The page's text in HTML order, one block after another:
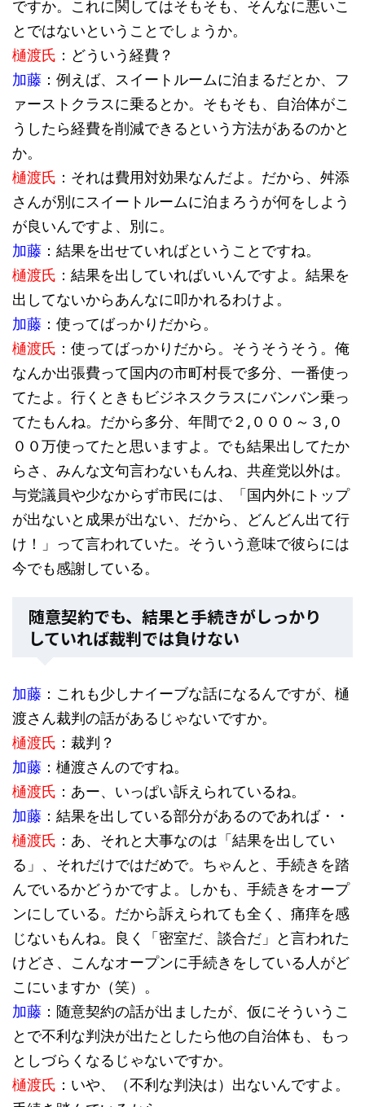
ですか。これに関してはそもそも、そんなに悪いこ
とではないということでしょうか。
樋渡氏 ：どういう経費？
加藤 ：例えば、スイートルームに泊まるだとか、フ
ァーストクラスに乗るとか。そもそも、自治体がこ
うしたら経費を削減できるという方法があるのかと
か。
樋渡氏 ：それは費用対効果なんだよ。だから、舛添
さんが別にスイートルームに泊まろうが何をしよう
が良いんですよ、別に。
加藤 ：結果を出せていればということですね。
樋渡氏 ：結果を出していればいいんですよ。結果を
出してないからあんなに叩かれるわけよ。
加藤 ：使ってばっかりだから。
樋渡氏 ：使ってばっかりだから。そうそうそう。俺
なんか出張費って国内の市町村長で多分、一番使っ
てたよ。行くときもビジネスクラスにバンバン乗っ
てたもんね。だから多分、年間で２,０００～３,０
００万使ってたと思いますよ。でも結果出してたか
らさ、みんな文句言わないもんね、共産党以外は。
与党議員や少なからず市民には、「国内外にトップ
が出ないと成果が出ない、だから、どんどん出て行
け！」って言われていた。そういう意味で彼らには
今でも感謝している。
随意契約でも、結果と手続きがしっかり
していれば裁判では負けない
加藤 ：これも少しナイーブな話になるんですが、樋
渡さん裁判の話があるじゃないですか。
樋渡氏 ：裁判？
加藤 ：樋渡さんのですね。
樋渡氏 ：あー、いっぱい訴えられているね。
加藤 ：結果を出している部分があるのであれば・・
樋渡氏 ：あ、それと大事なのは「結果を出してい
る」、それだけではだめで。ちゃんと、手続きを踏
んでいるかどうかですよ。しかも、手続きをオープ
ンにしている。だから訴えられても全く、痛痒を感
じないもんね。良く「密室だ、談合だ」と言われた
けどさ、こんなオープンに手続きをしている人がど
こにいますか（笑）。
加藤 ：随意契約の話が出ましたが、仮にそういうこ
とで不利な判決が出たとしたら他の自治体も、もっ
としづらくなるじゃないですか。
樋渡氏 ：いや、（不利な判決は）出ないんですよ。